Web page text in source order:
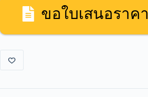
ขอใบเสนอราคา